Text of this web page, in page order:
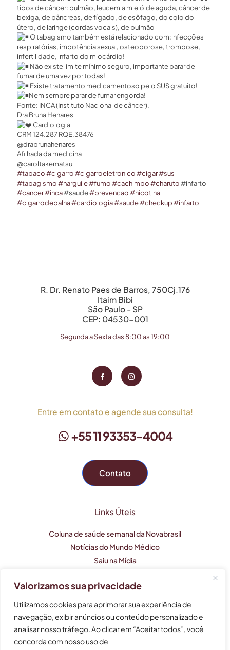
Valorizamos sua privacidade
Utilizamos cookies para aprimorar sua experiência de
navegação, exibir anúncios ou conteúdo personalizado e
analisar nosso tráfego. Ao clicar em “Aceitar todos”, você
concorda com nosso uso de
tipos de câncer: pulmão, leucemia mielóide aguda, câncer de
bexiga, de pâncreas, de fígado, de esôfago, do colo do
útero, de laringe (cordas vocais), de pulmão
O tabagismo também está relacionado com:infecções
respiratórias, impotência sexual, osteoporose, trombose,
infertilidade, infarto do miocárdio!
Não existe limite mínimo seguro, importante parar de
fumar de uma vez por todas!
Existe tratamento medicamentoso pelo SUS gratuito!
Nem sempre parar de fumar engorda!
Fonte: INCA (Instituto Nacional de câncer).
Dra Bruna Henares
Cardiologia
CRM 124.287 RQE.38476
@drabrunahenares ⠀
Afilhada da medicina
@caroltakematsu
#tabaco#cigarro#cigarroeletronico#cigar#sus
#tabagismo#narguile#fumo#cachimbo#charuto#infarto
#cancer#inca#saude#prevencao#nicotina
#cigarrodepalha#cardiologia#saude#checkup#infarto
R. Dr. Renato Paes de Barros, 750Cj.176
Itaim Bibi
São Paulo - SP
CEP: 04530-001
Segunda a Sexta das 8:00 as 19:00
Entre em contato e agende sua consulta!
+55 11 93353-4004
Contato
Links Úteis
Coluna de saúde semanal da Novabrasil
Notícias do Mundo Médico
Saiu na Mídia
Este perfil profissional tem caráter apenas informativo e
não substitui uma consulta médica.
As informações não devem ser usadas para auto-
tratamento, auto-diagnóstico e auto-medicação.